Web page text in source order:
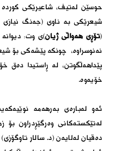
حوسێن لەتیف، شاعیرێكی كوردە
شیعرێكی بە ناوی (جەنگ نیازی
(تۆڕی هەواڵی ژیان)ی وت:
نەنوسراوە، چونكە پێشەكی بۆ
پێداهەڵگوتن، لە ڕاستیدا دەق
خۆیەوە.
ئەو لەبارەی بەرهەمە
دەقیان لەلایەن (د. سالار